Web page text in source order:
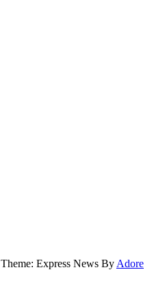
Theme: Express News By Adore